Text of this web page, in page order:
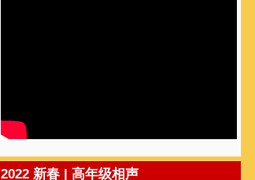
2022 新春 | 高年级相声